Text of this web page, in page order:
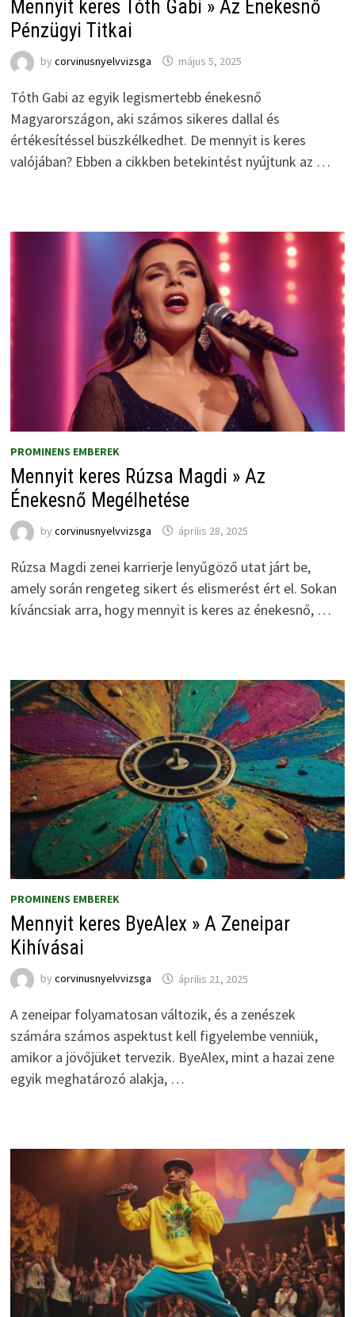
Mennyit keres Tóth Gabi » Az Énekesnő
Pénzügyi Titkai
by corvinusnyelvvizsga május 5, 2025
Tóth Gabi az egyik legismertebb énekesnő
Magyarországon, aki számos sikeres dallal és
értékesítéssel büszkélkedhet. De mennyit is keres
valójában? Ebben a cikkben betekintést nyújtunk az …
PROMINENS EMBEREK
Mennyit keres Rúzsa Magdi » Az
Énekesnő Megélhetése
by corvinusnyelvvizsga április 28, 2025
Rúzsa Magdi zenei karrierje lenyűgöző utat járt be,
amely során rengeteg sikert és elismerést ért el. Sokan
kíváncsiak arra, hogy mennyit is keres az énekesnő, …
PROMINENS EMBEREK
Mennyit keres ByeAlex » A Zeneipar
Kihívásai
by corvinusnyelvvizsga április 21, 2025
A zeneipar folyamatosan változik, és a zenészek
számára számos aspektust kell figyelembe venniük,
amikor a jövőjüket tervezik. ByeAlex, mint a hazai zene
egyik meghatározó alakja, …